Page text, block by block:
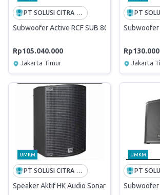
PT SOLUSI CITRA OPPORTUNITY -FREE ONGKIR INDONESIA
Subwoofer Active RCF SUB 8006 AS/Sub Rcf
Rp105.040.000
Jakarta Timur
Subwoofer
Jakarta
UMKM
PT SOLUSI CITRA OPPORTUNITY -FREE ONGKIR INDONESIA
Speaker Aktif HK Audio Sonar 115Xi/HK
UMKM
Subwoofer